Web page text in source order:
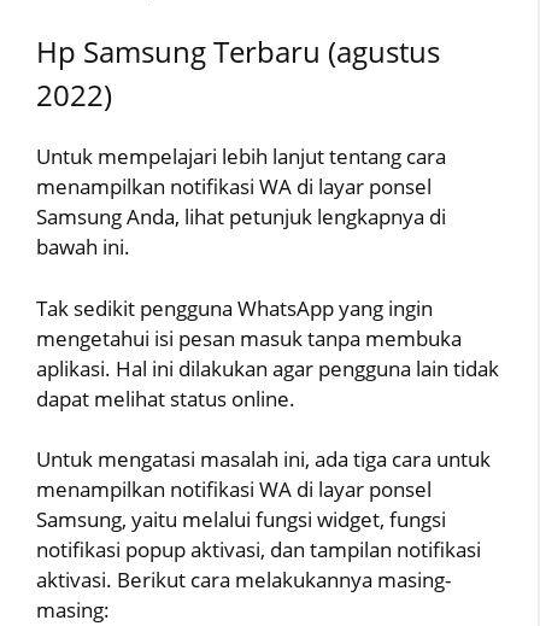
Hp Samsung Terbaru (agustus
2022)
Untuk mempelajari lebih lanjut tentang cara
menampilkan notifikasi WA di layar ponsel
Samsung Anda, lihat petunjuk lengkapnya di
bawah ini.
Tak sedikit pengguna WhatsApp yang ingin
mengetahui isi pesan masuk tanpa membuka
aplikasi. Hal ini dilakukan agar pengguna lain tidak
dapat melihat status online.
Untuk mengatasi masalah ini, ada tiga cara untuk
menampilkan notifikasi WA di layar ponsel
Samsung, yaitu melalui fungsi widget, fungsi
notifikasi popup aktivasi, dan tampilan notifikasi
aktivasi. Berikut cara melakukannya masing-
masing: